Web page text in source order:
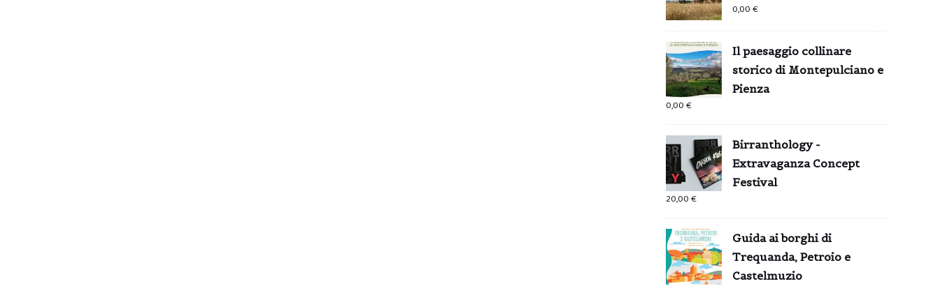
0,00€
Il paesaggio collinare
storico di Montepulciano e
Pienza
0,00€
Birranthology -
Extravaganza Concept
Festival
20,00€
Guida ai borghi di
Trequanda, Petroio e
Castelmuzio